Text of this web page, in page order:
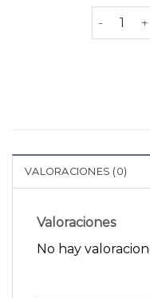
bolsos
VALORACIONES (0)
Valoraciones
No hay